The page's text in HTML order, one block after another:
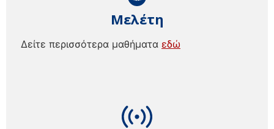
Μελέτη
Δείτε περισσότερα μαθήματα εδώ